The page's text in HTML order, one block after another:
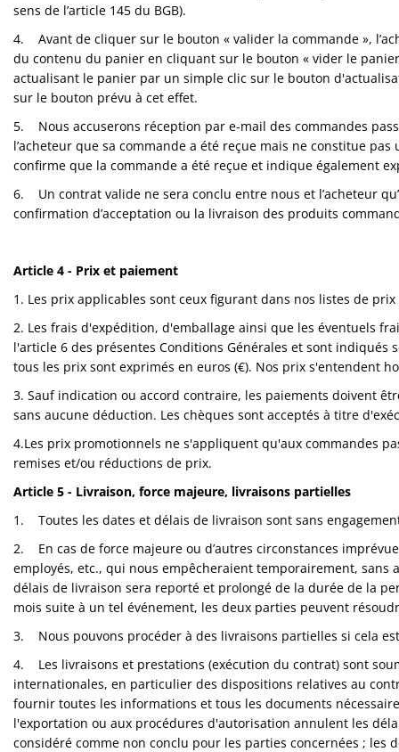
sens de l’article 145 du BGB).
4. Avant de cliquer sur le bouton « valider la commande »,
du contenu du panier en cliquant sur le bouton « vider le
actualisant le panier par un simple clic sur le bouton
sur le bouton prévu à cet effet.
5. Nous accuserons réception par e-mail des commandes
l’acheteur que sa commande a été reçue mais ne constitue
confirme que la commande a été reçue et indique également
6. Un contrat valide ne sera conclu entre nous et l’acheteur
confirmation d’acceptation ou la livraison des produits
Article 4 - Prix et paiement
1. Les prix applicables sont ceux figurant dans nos listes de
2. Les frais d'expédition, d'emballage ainsi que les éventuels
l'article 6 des présentes Conditions Générales et sont
tous les prix sont exprimés en euros (€). Nos prix s'entendent
3. Sauf indication ou accord contraire, les paiements doivent
sans aucune déduction. Les chèques sont acceptés à titre
4.Les prix promotionnels ne s'appliquent qu'aux commandes
remises et/ou réductions de prix.
Article 5 - Livraison, force majeure, livraisons partielles
1. Toutes les dates et délais de livraison sont sans
2. En cas de force majeure ou d’autres circonstances
employés, etc., qui nous empêcheraient temporairement,
délais de livraison sera reporté et prolongé de la durée de la
mois suite à un tel événement, les deux parties peuvent
3. Nous pouvons procéder à des livraisons partielles si cela
4. Les livraisons et prestations (exécution du contrat) sont
internationales, en particulier des dispositions relatives au
fournir toutes les informations et tous les documents
l'exportation ou aux procédures d'autorisation annulent les
considéré comme non conclu pour les parties concernées ; les